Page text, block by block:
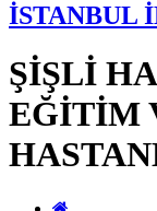
İSTANBUL
ŞİŞLİ
EĞİTİM